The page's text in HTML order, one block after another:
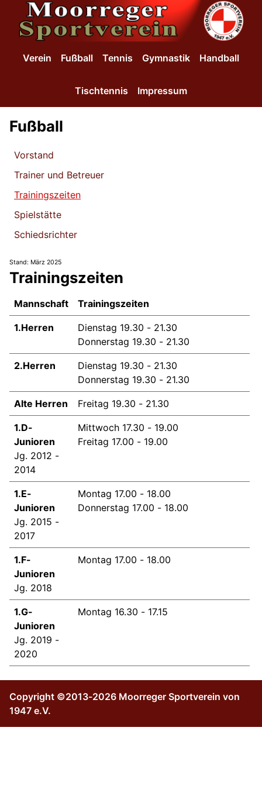
SKIP TO MAIN CONTENT
Verein Fußball Tennis Gymnastik Handball
Tischtennis Impressum
Fußball
Vorstand
Trainer und Betreuer
Trainingszeiten
Spielstätte
Schiedsrichter
Stand: März 2025
Trainingszeiten
Mannschaft Trainingszeiten
1.Herren
Dienstag 19.30 - 21.30
Donnerstag 19.30 - 21.30
2.Herren
Dienstag 19.30 - 21.30
Donnerstag 19.30 - 21.30
Alte Herren Freitag 19.30 - 21.30
1.D-
Junioren
Jg. 2012 -
2014
Mittwoch 17.30 - 19.00
Freitag 17.00 - 19.00
1.E-
Junioren
Jg. 2015 -
2017
Montag 17.00 - 18.00
Donnerstag 17.00 - 18.00
1.F-
Junioren
Jg. 2018
Montag 17.00 - 18.00
1.G-
Junioren
Jg. 2019 -
2020
Montag 16.30 - 17.15
Copyright ©2013-2026 Moorreger Sportverein von
1947 e.V.